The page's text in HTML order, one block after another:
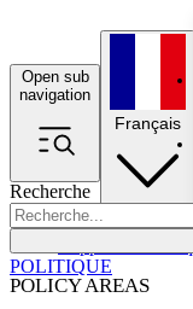
Open sub
navigation
Recherche
POLICY AREAS
Français
POLITIQUE